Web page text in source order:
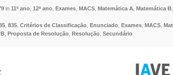
in 11º ano 12º ano Exames MACS Matemática A Matemática B
835 Critérios de Classificação Enunciado Exames MACS
Proposta de Resolução Resolução Secundário